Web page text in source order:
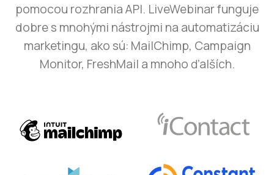
pomocou rozhrania API. LiveWebinar funguje
dobre s mnohými nástrojmi na automatizáciu
marketingu, ako sú: MailChimp, Campaign
Monitor, FreshMail a mnoho ďalších.